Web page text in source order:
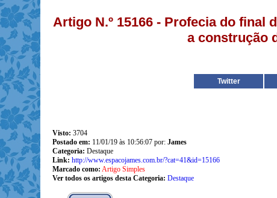
Artigo N.º 15166 - Profecia do final
a construção
Twitter
Visto: 3704
Postado em: 11/01/19 às 10:56:07 por: James
Categoria: Destaque
Link: http://www.espacojames.com.br/?cat=41&id=15166
Marcado como: Artigo Simples
Ver todos os artigos desta Categoria: Destaque